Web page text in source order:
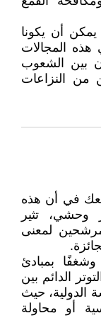
يمكن أن يكونا
هذه المجالات
بين الشعوب
من النزاعات
في أن هذه
وحشي، تثير
لمعنى
بمبادئ
الدائم بين
الدولية، حيث
أو محاولة